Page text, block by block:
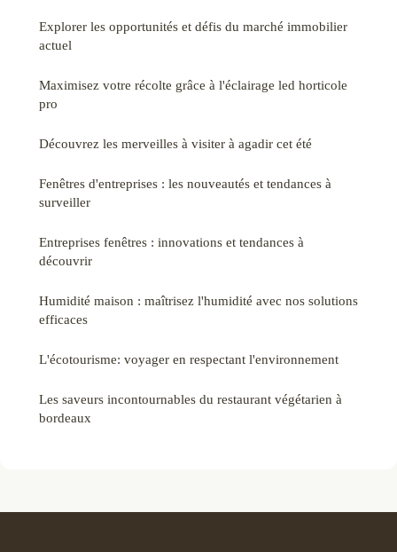
Explorer les opportunités et défis du marché immobilier
actuel
Maximisez votre récolte grâce à l'éclairage led horticole
pro
Découvrez les merveilles à visiter à agadir cet été
Fenêtres d'entreprises : les nouveautés et tendances à
surveiller
Entreprises fenêtres : innovations et tendances à
découvrir
Humidité maison : maîtrisez l'humidité avec nos solutions
efficaces
L'écotourisme: voyager en respectant l'environnement
Les saveurs incontournables du restaurant végétarien à
bordeaux